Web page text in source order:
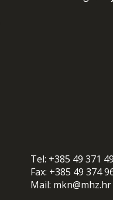
Tel: +385 49 371
Fax: +385 49 374
Mail: mkn@mhz.hr